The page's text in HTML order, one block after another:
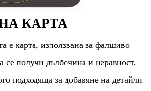
КАРТА
е карта, използвана за фалшиво
се получи дълбочина и неравност.
подходяща за добавяне на детайли